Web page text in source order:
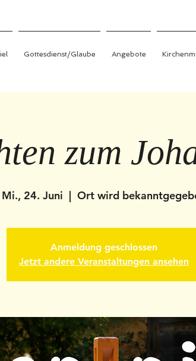
Gottesdienst/Glaube Angebote
zum
Mi., 24. Juni
  |
Ort wird
Anmeldung geschlossen
Jetzt andere Veranstaltungen ansehen